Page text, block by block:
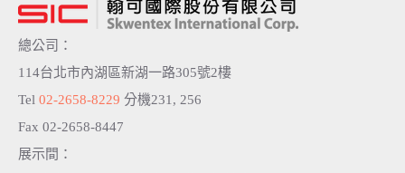
總公司：
114台北市內湖區新湖一路305號2樓
Tel 02-2658-8229 分機231, 256
Fax 02-2658-8447
展示間：